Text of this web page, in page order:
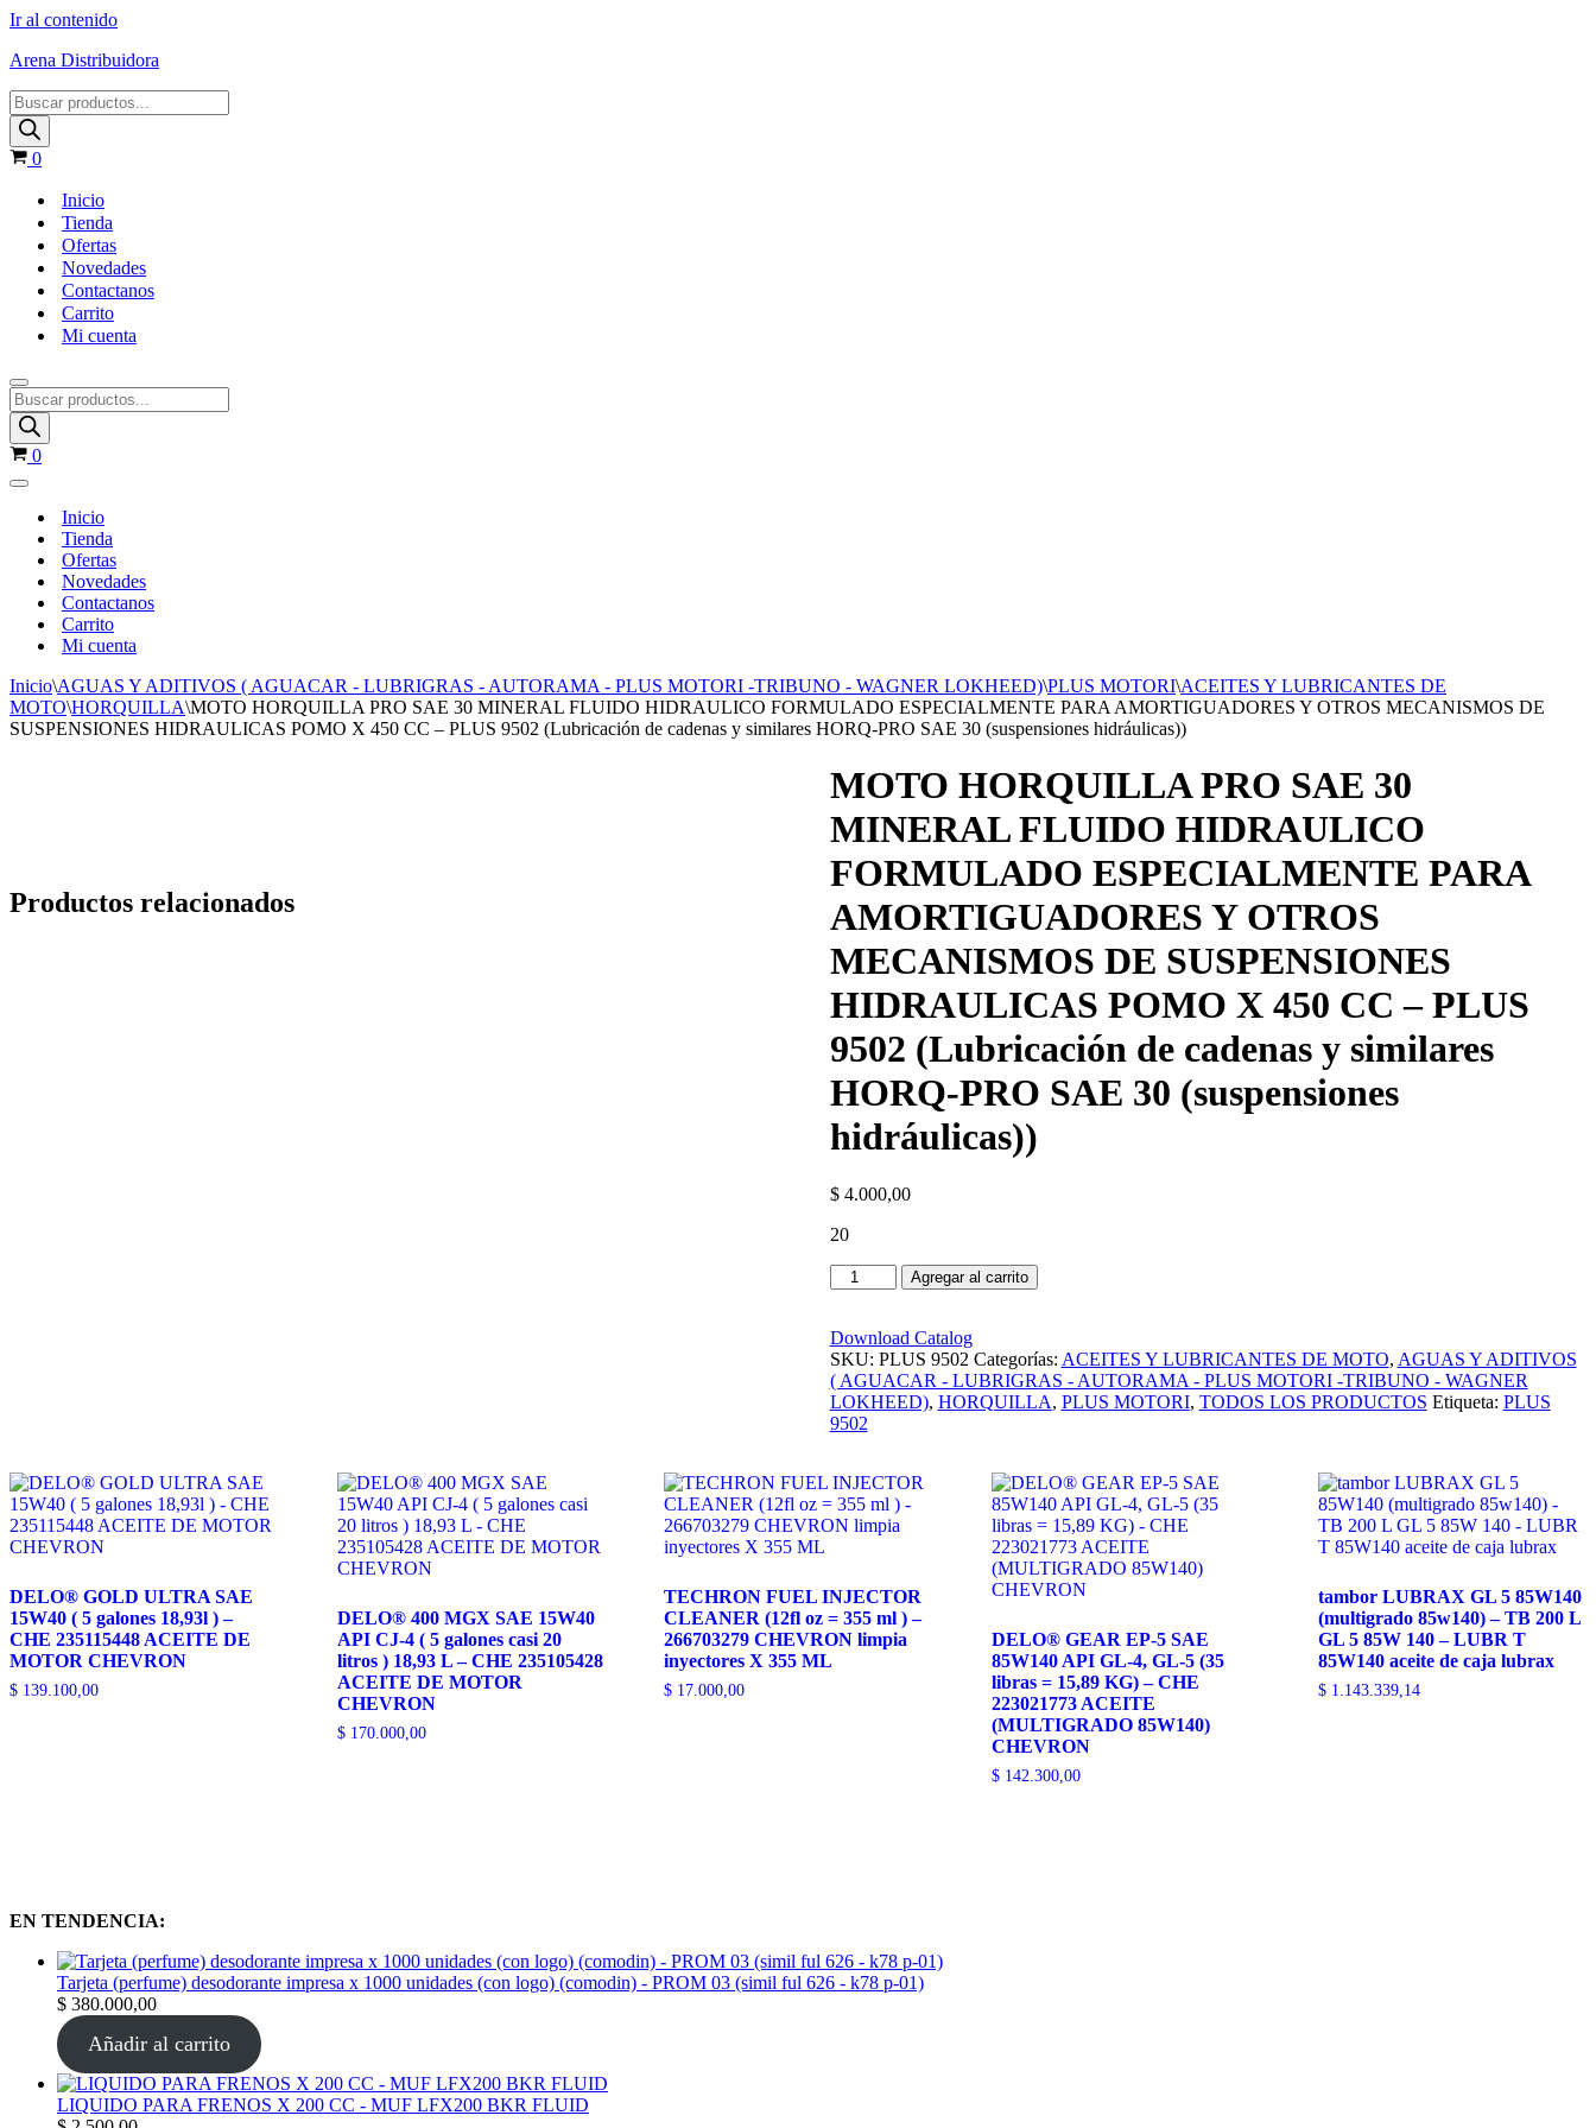
Ir al contenido
Arena Distribuidora
0
Inicio
Tienda
Ofertas
Novedades
Contactanos
Carrito
Mi cuenta
0
Inicio
Tienda
Ofertas
Novedades
Contactanos
Carrito
Mi cuenta
Inicio\AGUAS Y ADITIVOS ( AGUACAR - LUBRIGRAS - AUTORAMA - PLUS MOTORI -TRIBUNO - WAGNER LOKHEED)\PLUS MOTORI\ACEITES Y LUBRICANTES DE
MOTO\HORQUILLA\MOTO HORQUILLA PRO SAE 30 MINERAL FLUIDO HIDRAULICO FORMULADO ESPECIALMENTE PARA AMORTIGUADORES Y OTROS MECANISMOS DE
SUSPENSIONES HIDRAULICAS POMO X 450 CC – PLUS 9502 (Lubricación de cadenas y similares HORQ-PRO SAE 30 (suspensiones hidráulicas))
MOTO HORQUILLA PRO SAE 30
MINERAL FLUIDO HIDRAULICO
FORMULADO ESPECIALMENTE PARA
AMORTIGUADORES Y OTROS
MECANISMOS DE SUSPENSIONES
HIDRAULICAS POMO X 450 CC – PLUS
9502 (Lubricación de cadenas y similares
HORQ-PRO SAE 30 (suspensiones
hidráulicas))
$4.000,00
20
Agregar al carrito
Download Catalog
SKU: PLUS 9502 Categorías: ACEITES Y LUBRICANTES DE MOTO, AGUAS Y ADITIVOS
( AGUACAR - LUBRIGRAS - AUTORAMA - PLUS MOTORI -TRIBUNO - WAGNER
LOKHEED), HORQUILLA, PLUS MOTORI, TODOS LOS PRODUCTOS Etiqueta: PLUS
9502
Productos relacionados
DELO® GOLD ULTRA SAE
15W40 ( 5 galones 18,93l ) –
CHE 235115448 ACEITE DE
MOTOR CHEVRON
$ 139.100,00
DELO® 400 MGX SAE 15W40
API CJ-4 ( 5 galones casi 20
litros ) 18,93 L – CHE 235105428
ACEITE DE MOTOR
CHEVRON
$170.000,00
TECHRON FUEL INJECTOR
CLEANER (12fl oz = 355 ml ) –
266703279 CHEVRON limpia
inyectores X 355 ML
$ 17.000,00
DELO® GEAR EP-5 SAE
85W140 API GL-4, GL-5 (35
libras = 15,89 KG) – CHE
223021773 ACEITE
(MULTIGRADO 85W140)
CHEVRON
$142.300,00
tambor LUBRAX GL 5 85W140
(multigrado 85w140) – TB 200 L
GL 5 85W 140 – LUBR T
85W140 aceite de caja lubrax
$ 1.143.339,14
EN TENDENCIA:
Tarjeta (perfume) desodorante impresa x 1000 unidades (con logo) (comodin) - PROM 03 (simil ful 626 - k78 p-01)
$ 380.000,00
Añadir al carrito
LIQUIDO PARA FRENOS X 200 CC - MUF LFX200 BKR FLUID